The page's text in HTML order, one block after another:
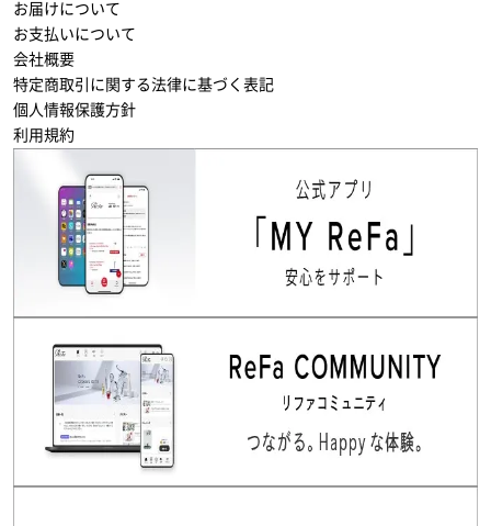
お届けについて
お支払いについて
会社概要
特定商取引に関する法律に基づく表記
個人情報保護方針
利用規約